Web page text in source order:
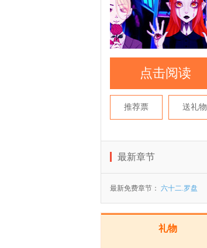
点击阅读
推荐票 送礼物
最新章节
最新免费章节： 六十二.罗盘
礼物